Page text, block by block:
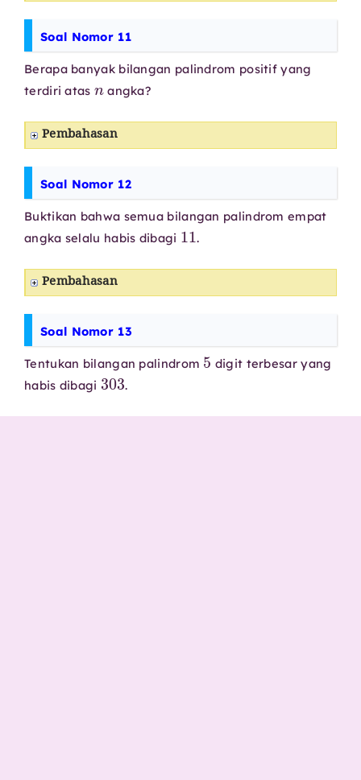
Soal Nomor 11
Berapa banyak bilangan palindrom positif yang
terdiri atas
n
angka?
Pembahasan
Soal Nomor 12
Buktikan bahwa semua bilangan palindrom empat
angka selalu habis dibagi
11
.
Pembahasan
Soal Nomor 13
Tentukan bilangan palindrom
5
digit terbesar yang
habis dibagi
303
.